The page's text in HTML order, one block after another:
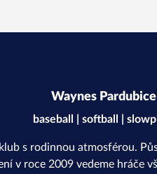
Waynes Pardubice
baseball | softball |
s rodinnou atmosférou.
v roce 2009 vedeme hráče